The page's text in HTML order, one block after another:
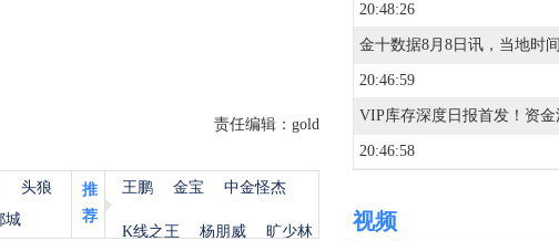
责任编辑：gold
头狼
城
推
荐
王鹏 金宝 中金怪杰
K线之王 杨朋威 旷少林
20:48:26
20:46:59
20:46:58
20:46:52
视频